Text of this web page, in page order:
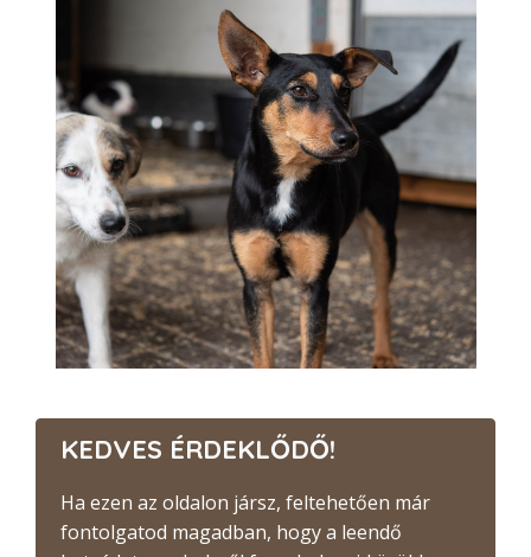
KEDVES ÉRDEKLŐDŐ!
Ha ezen az oldalon jársz, feltehetően már
fontolgatod magadban, hogy a leendő